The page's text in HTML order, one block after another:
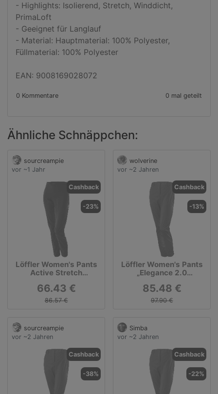
- Highlights: Isolierend, Stretch, Winddicht,
PrimaLoft
- Geeignet für Langlauf
- Material: Hauptmaterial: 100% Polyester,
Füllmaterial: 100% Polyester
EAN: 9008169028072
0 Kommentare 0 mal geteilt
Ähnliche Schnäppchen:
sourcreampie
vor ~1 Jahr
Cashback
-23%
Löffler Women's Pants
Active Stretch
66.43 €
86.57 €
wolverine
vor ~2 Jahren
Cashback
-13%
Löffler Women's Pants
„Elegance 2.0
85.48 €
97.90 €
sourcreampie
vor ~2 Jahren
Cashback
-38%
Simba
vor ~2 Jahren
Cashback
-22%